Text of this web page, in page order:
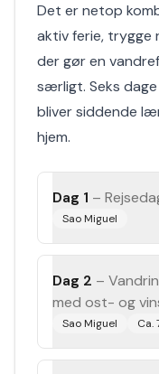
Det er netop
aktiv ferie, trygge
der gør en
særligt. Seks
bliver siddende
hjem.
Dag 1 –
Sao Miguel
Dag 2 –
med ost- og
Sao Miguel Ca.